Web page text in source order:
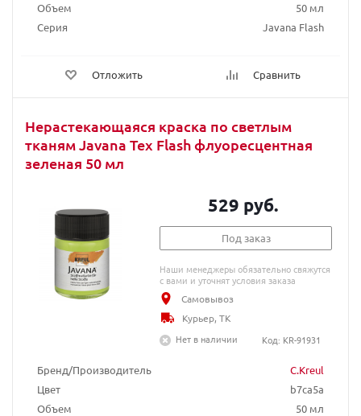
Объем
50 мл
Серия
Javana Flash
Отложить Сравнить
Нерастекающаяся краска по светлым
тканям Javana Tex Flash флуоресцентная
зеленая 50 мл
Бренд/Производитель
C.Kreul
Цвет
b7ca5a
Объем
50 мл
529 руб.
Под заказ
Наши менеджеры обязательно свяжутся
с вами и уточнят условия заказа
Самовывоз
Курьер, ТК
Нет в наличии
Код: KR-91931